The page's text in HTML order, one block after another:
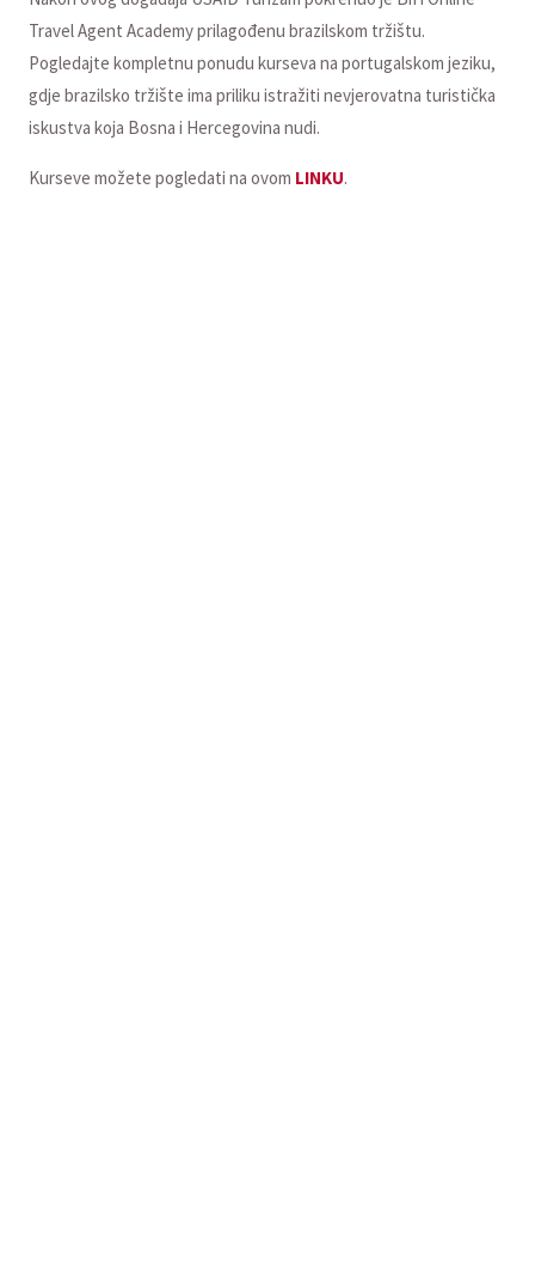
Travel Agent Academy prilagođenu brazilskom tržištu.
Pogledajte kompletnu ponudu kurseva na portugalskom jeziku,
gdje brazilsko tržište ima priliku istražiti nevjerovatna turistička
iskustva koja Bosna i Hercegovina nudi.
Kurseve možete pogledati na ovom LINKU.